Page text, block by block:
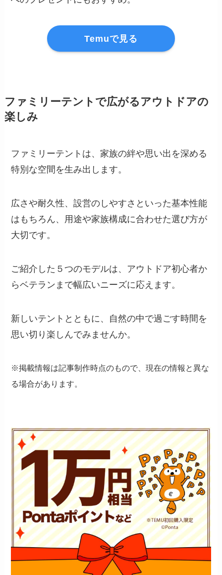
Temuで見る
ファミリーテントで広がるアウトドアの
楽しみ
ファミリーテントは、家族の絆や思い出を深める
特別な空間を生み出します。
広さや耐久性、設営のしやすさといった基本性能
はもちろん、用途や家族構成に合わせた選び方が
大切です。
ご紹介した５つのモデルは、アウトドア初心者か
らベテランまで幅広いニーズに応えます。
新しいテントとともに、自然の中で過ごす時間を
思い切り楽しんでみませんか。
※掲載情報は記事制作時点のもので、現在の情報と異な
る場合があります。